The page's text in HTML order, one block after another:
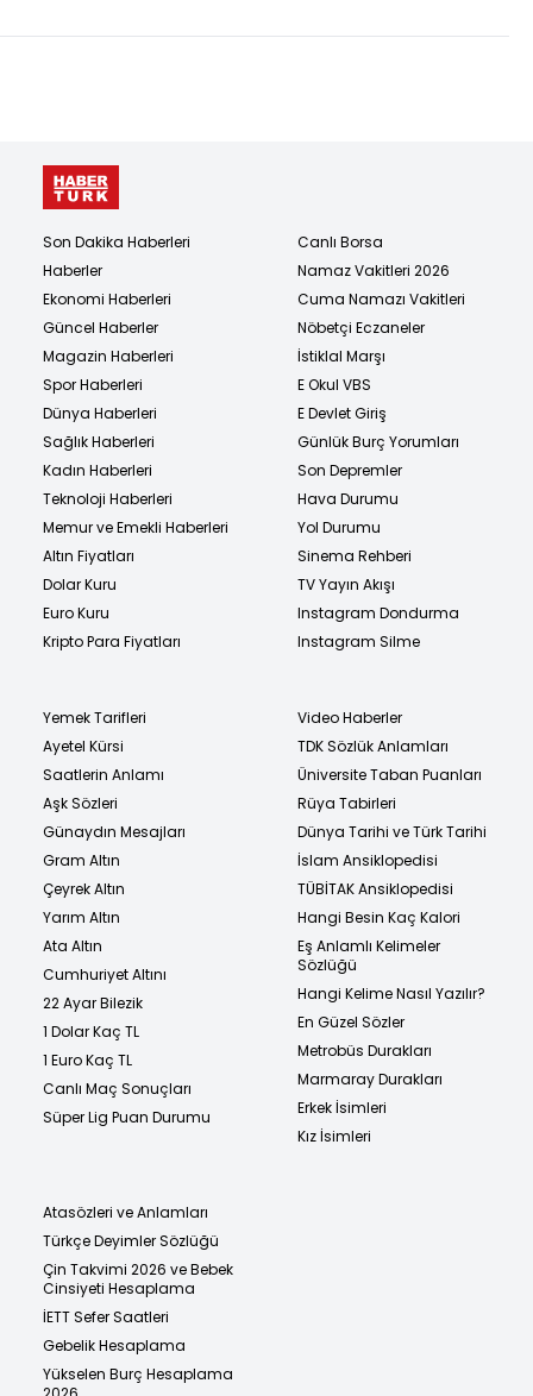
Son Dakika Haberleri
Haberler
Ekonomi Haberleri
Güncel Haberler
Magazin Haberleri
Spor Haberleri
Dünya Haberleri
Sağlık Haberleri
Kadın Haberleri
Teknoloji Haberleri
Memur ve Emekli Haberleri
Altın Fiyatları
Dolar Kuru
Euro Kuru
Kripto Para Fiyatları
Canlı Borsa
Namaz Vakitleri 2026
Cuma Namazı Vakitleri
Nöbetçi Eczaneler
İstiklal Marşı
E Okul VBS
E Devlet Giriş
Günlük Burç Yorumları
Son Depremler
Hava Durumu
Yol Durumu
Sinema Rehberi
TV Yayın Akışı
Instagram Dondurma
Instagram Silme
Yemek Tarifleri
Ayetel Kürsi
Saatlerin Anlamı
Aşk Sözleri
Günaydın Mesajları
Gram Altın
Çeyrek Altın
Yarım Altın
Ata Altın
Cumhuriyet Altını
22 Ayar Bilezik
1 Dolar Kaç TL
1 Euro Kaç TL
Canlı Maç Sonuçları
Süper Lig Puan Durumu
Video Haberler
TDK Sözlük Anlamları
Üniversite Taban Puanları
Rüya Tabirleri
Dünya Tarihi ve Türk Tarihi
İslam Ansiklopedisi
TÜBİTAK Ansiklopedisi
Hangi Besin Kaç Kalori
Eş Anlamlı Kelimeler
Sözlüğü
Hangi Kelime Nasıl Yazılır?
En Güzel Sözler
Metrobüs Durakları
Marmaray Durakları
Erkek İsimleri
Kız İsimleri
Atasözleri ve Anlamları
Türkçe Deyimler Sözlüğü
Çin Takvimi 2026 ve Bebek
Cinsiyeti Hesaplama
İETT Sefer Saatleri
Gebelik Hesaplama
Yükselen Burç Hesaplama